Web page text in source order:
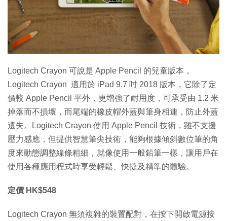
Logitech Crayon 可說是 Apple Pencil 的兒童版本，
Logitech Crayon 適用於 iPad 9.7 吋 2018 版本，它除了定
價較 Apple Pencil 平外，更增強了耐用度，可承受由 1.2 米
掉落而不損壞，而尾端的橡皮帽外蓋與筆身相連，防止外蓋
遺失。Logitech Crayon 使用 Apple Pencil 技術，雖不支援
壓力感應，但提供智慧筆尖技術，能夠根據傾斜數位筆的角
度來動態調整線條粗細，就像使用一般鉛筆一樣，讓用戶在
使用各種應用程式時享受輕鬆、快捷及精準的體驗。
定價 HK$548
Logitech Crayon 無須複雜的裝置配對，在按下開啟電源按